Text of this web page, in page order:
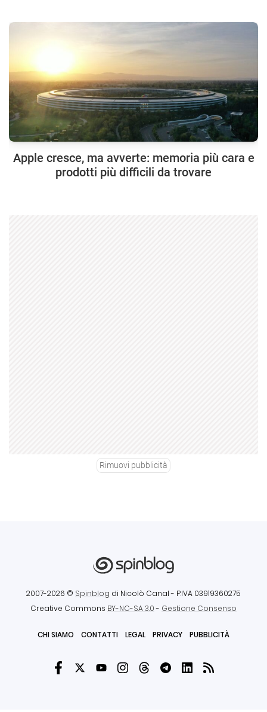
Apple cresce, ma avverte: memoria più cara e
prodotti più difficili da trovare
Rimuovi pubblicità
2007-2026 © Spinblog di Nicolò Canal - P.IVA 03919360275
Creative Commons BY-NC-SA 3.0- Gestione Consenso
CHI SIAMO CONTATTI LEGAL PRIVACY PUBBLICITÀ